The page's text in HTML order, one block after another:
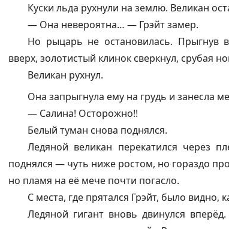
Куски льда рухнули на землю. Великан
— Она невероятна… — Грэйт замер.
Но рыцарь не остановилась. Прыгнув
вверх, золотистый клинок сверкнул, срубая
Великан рухнул.
Она запрыгнула ему на грудь и занесла
— Салина! Осторожно!!
Белый туман снова поднялся.
Ледяной великан перекатился через
поднялся — чуть ниже ростом, но гораздо
но пламя на её мече почти погасло.
С места, где прятался Грэйт, было видно,
Ледяной гигант вновь двинулся